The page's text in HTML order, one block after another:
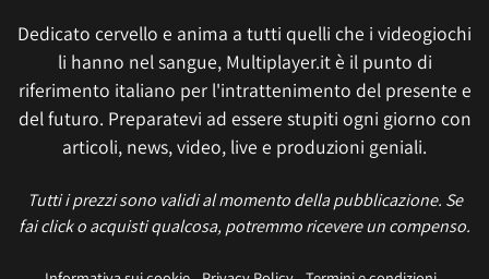
Dedicato cervello e anima a tutti quelli che i videogiochi
li hanno nel sangue, Multiplayer.it è il punto di
riferimento italiano per l'intrattenimento del presente e
del futuro. Preparatevi ad essere stupiti ogni giorno con
articoli, news, video, live e produzioni geniali.
Tutti i prezzi sono validi al momento della pubblicazione. Se
fai click o acquisti qualcosa, potremmo ricevere un compenso.